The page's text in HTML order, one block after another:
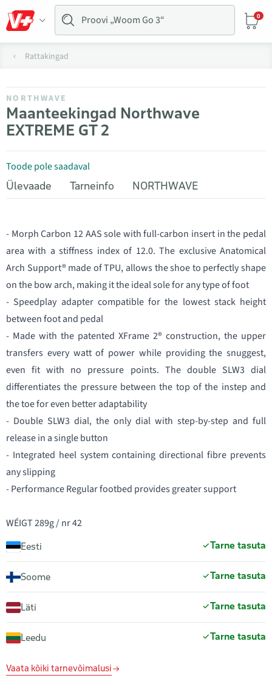
0
Rattakingad
NORTHWAVE
Maanteekingad Northwave
EXTREME GT 2
Toode pole saadaval
Ülevaade
Tarneinfo NORTHWAVE
- Morph Carbon 12 AAS sole with full-carbon insert in the pedal
area with a stiffness index of 12.0. The exclusive Anatomical
Arch Support® made of TPU, allows the shoe to perfectly shape
on the bow arch, making it the ideal sole for any type of foot
- Speedplay adapter compatible for the lowest stack height
between foot and pedal
- Made with the patented XFrame 2® construction, the upper
transfers every watt of power while providing the snuggest,
even fit with no pressure points. The double SLW3 dial
differentiates the pressure between the top of the instep and
the toe for even better adaptability
- Double SLW3 dial, the only dial with step-by-step and full
release in a single button
- Integrated heel system containing directional fibre prevents
any slipping
- Performance Regular footbed provides greater support
WÉIGT 289g / nr 42
Eesti Tarne tasuta
Soome Tarne tasuta
Läti Tarne tasuta
Leedu Tarne tasuta
Vaata kõiki tarnevõimalusi